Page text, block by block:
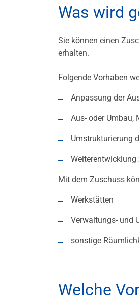
Was wird
Sie können einen
erhalten.
Folgende Vorhaben
Anpassung der
Aus- oder Umbau,
Umstrukturierung
Weiterentwicklung
Mit dem Zuschuss
Werkstätten
Verwaltungs- und
sonstige
Welche